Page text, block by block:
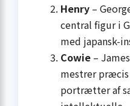
Henry –
central figur i
med japansk-
Cowie –
mestrer
portrætter af